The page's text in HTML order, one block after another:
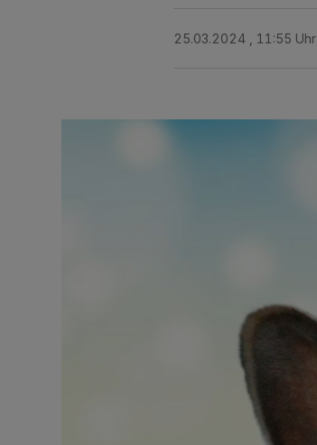
25.03.2024 , 11:55 Uhr